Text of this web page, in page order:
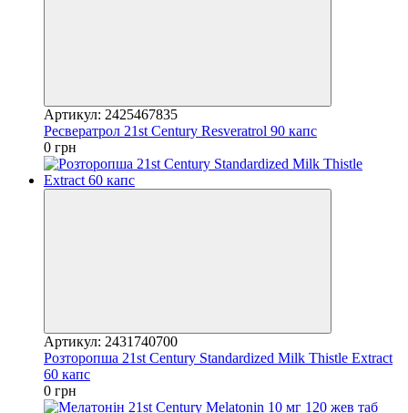
Артикул: 2425467835
Ресвератрол 21st Century Resveratrol 90 капс
0 грн
Артикул: 2431740700
Розторопша 21st Century Standardized Milk Thistle Extract
60 капс
0 грн